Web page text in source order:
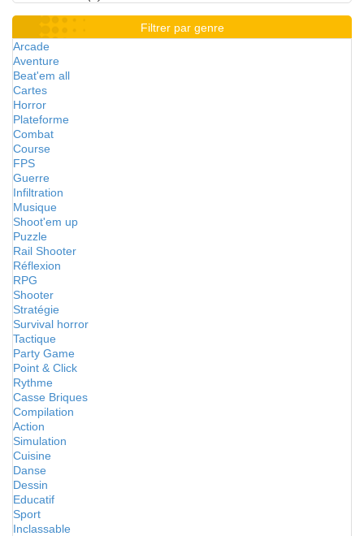
Filtrer par genre
Arcade
Aventure
Beat'em all
Cartes
Horror
Plateforme
Combat
Course
FPS
Guerre
Infiltration
Musique
Shoot'em up
Puzzle
Rail Shooter
Réflexion
RPG
Shooter
Stratégie
Survival horror
Tactique
Party Game
Point & Click
Rythme
Casse Briques
Compilation
Action
Simulation
Cuisine
Danse
Dessin
Educatif
Sport
Inclassable